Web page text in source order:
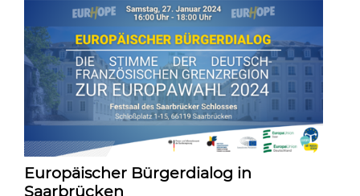
Europäischer Bürgerdialog in
Saarbrücken